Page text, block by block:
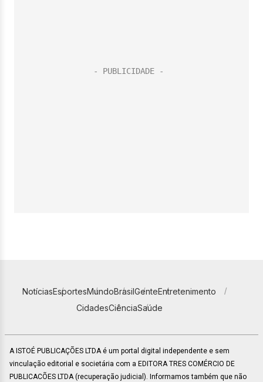
NotíciasEsportesMundoBrasilGenteEntretenimento
CidadesCiênciaSaúde
A ISTOÉ PUBLICAÇÕES LTDA é um portal digital independente e sem
vinculação editorial e societária com a EDITORA TRES COMÉRCIO DE
PUBLICACÕES LTDA (recuperação judicial). Informamos também que não